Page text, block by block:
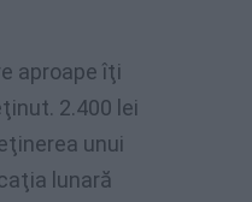
aproape îţi
2.400 lei
unui
lunară